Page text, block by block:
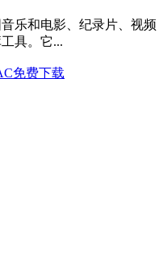
乐和电影、纪录片、视频
具。它...